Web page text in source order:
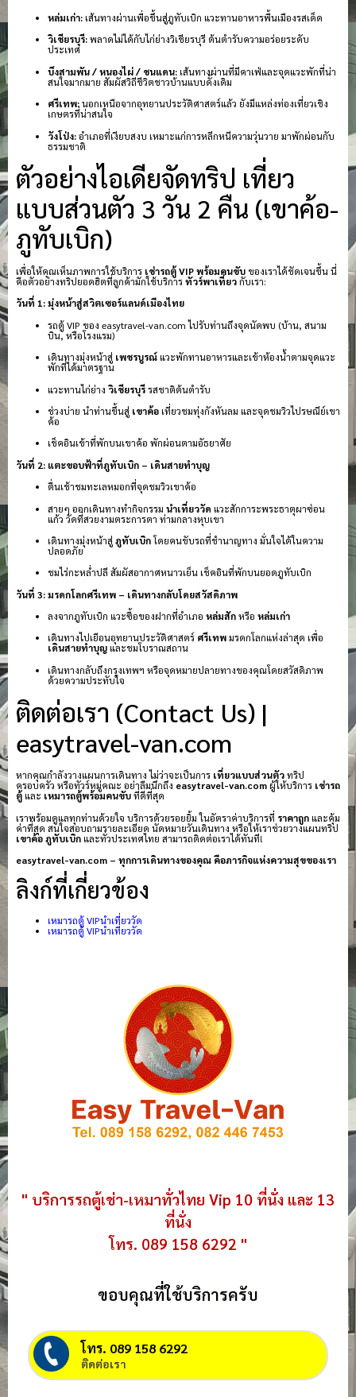
หล่มเก่า:เส้นทางผ่านเพื่อขึ้นสู่ภูทับเบิก แวะทานอาหารพื้นเมืองรสเด็ด
วิเชียรบุรี:พลาดไม่ได้กับไก่ย่างวิเชียรบุรี ต้นตำรับความอร่อยระดับ
ประเทศ
บึงสามพัน / หนองไผ่ / ชนแดน:เส้นทางผ่านที่มีคาเฟ่และจุดแวะพักที่น่า
สนใจมากมาย สัมผัสวิถีชีวิตชาวบ้านแบบดั้งเดิม
ศรีเทพ:นอกเหนือจากอุทยานประวัติศาสตร์แล้ว ยังมีแหล่งท่องเที่ยวเชิง
เกษตรที่น่าสนใจ
วังโป่ง:อำเภอที่เงียบสงบ เหมาะแก่การหลีกหนีความวุ่นวาย มาพักผ่อนกับ
ธรรมชาติ
ตัวอย่างไอเดียจัดทริป เที่ยว
แบบส่วนตัว 3 วัน 2 คืน (เขาค้อ-
ภูทับเบิก)
เพื่อให้คุณเห็นภาพการใช้บริการ เช่ารถตู้ VIP พร้อมคนขับ ของเราได้ชัดเจนขึ้น นี่
คือตัวอย่างทริปยอดฮิตที่ลูกค้ามักใช้บริการทัวร์พาเที่ยวกับเรา:
วันที่ 1: มุ่งหน้าสู่สวิตเซอร์แลนด์เมืองไทย
รถตู้ VIP ของ easytravel-van.com ไปรับท่านถึงจุดนัดพบ (บ้าน, สนาม
บิน, หรือโรงแรม)
เดินทางมุ่งหน้าสู่ เพชรบูรณ์แวะพักทานอาหารและเข้าห้องน้ำตามจุดแวะ
พักที่ได้มาตรฐาน
แวะทานไก่ย่าง วิเชียรบุรีรสชาติต้นตำรับ
ช่วงบ่าย นำท่านขึ้นสู่ เขาค้อเที่ยวชมทุ่งกังหันลม และจุดชมวิวไปรษณีย์เขา
ค้อ
เช็คอินเข้าที่พักบนเขาค้อ พักผ่อนตามอัธยาศัย
วันที่ 2: แตะขอบฟ้าที่ภูทับเบิก – เดินสายทำบุญ
ตื่นเช้าชมทะเลหมอกที่จุดชมวิวเขาค้อ
สายๆ ออกเดินทางทำกิจกรรม นำเที่ยววัด แวะสักการะพระธาตุผาซ่อน
แก้ว วัดที่สวยงามตระการตา ท่ามกลางหุบเขา
เดินทางมุ่งหน้าสู่ ภูทับเบิกโดยคนขับรถที่ชำนาญทาง มั่นใจได้ในความ
ปลอดภัย
ชมไร่กะหล่ำปลี สัมผัสอากาศหนาวเย็น เช็คอินที่พักบนยอดภูทับเบิก
วันที่ 3: มรดกโลกศรีเทพ – เดินทางกลับโดยสวัสดิภาพ
ลงจากภูทับเบิก แวะซื้อของฝากที่อำเภอ หล่มสักหรือ หล่มเก่า
เดินทางไปเยือนอุทยานประวัติศาสตร์ ศรีเทพมรดกโลกแห่งล่าสุด เพื่อ
เดินสายทำบุญและชมโบราณสถาน
เดินทางกลับถึงกรุงเทพฯ หรือจุดหมายปลายทางของคุณโดยสวัสดิภาพ
ด้วยความประทับใจ
ติดต่อเรา (Contact Us) |
easytravel-van.com
หากคุณกำลังวางแผนการเดินทาง ไม่ว่าจะเป็นการ เที่ยวแบบส่วนตัวทริป
ครอบครัว หรือทัวร์หมู่คณะ อย่าลืมนึกถึง easytravel-van.comผู้ให้บริการ เช่ารถ
ตู้และ เหมารถตู้พร้อมคนขับที่ดีที่สุด
เราพร้อมดูแลทุกท่านด้วยใจ บริการด้วยรอยยิ้ม ในอัตราค่าบริการที่ ราคาถูกและคุ้ม
ค่าที่สุด สนใจสอบถามรายละเอียด นัดหมายวันเดินทาง หรือให้เราช่วยวางแผนทริป
เขาค้อภูทับเบิกและทั่วประเทศไทย สามารถติดต่อเราได้ทันที!
easytravel-van.com – ทุกการเดินทางของคุณ คือภารกิจแห่งความสุขของเรา
ลิงก์ที่เกี่ยวข้อง
เหมารถตู้ VIPนำเที่ยววัด
เหมารถตู้ VIPนำเที่ยววัด
" บริการรถตู้เช่า-เหมาทั่วไทย Vip 10 ที่นั่ง และ 13
ที่นั่ง
โทร. 089 158 6292 "
ขอบคุณที่ใช้บริการครับ
โทร. 089 158 6292
ติดต่อเรา